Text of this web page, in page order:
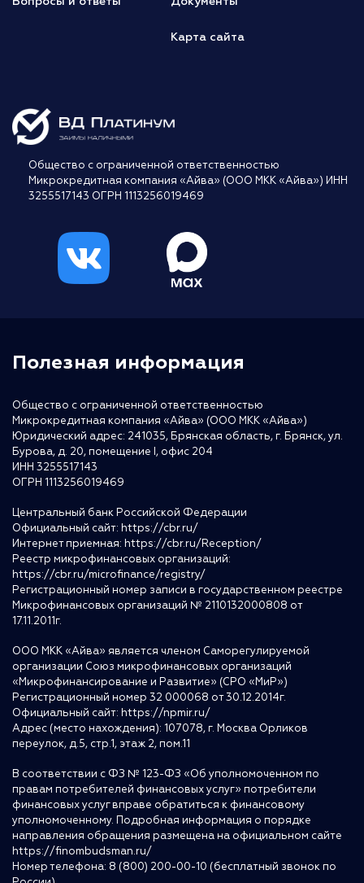
Карта сайта
Общество с ограниченной ответственностью
Микрокредитная компания «Айва» (ООО МКК «Айва») ИНН
3255517143 ОГРН 1113256019469
Полезная информация
Общество с ограниченной ответственностью
Микрокредитная компания «Айва» (ООО МКК «Айва»)
Юридический адрес: 241035, Брянская область, г. Брянск, ул.
Бурова, д. 20, помещение I, офис 204
ИНН 3255517143
ОГРН 1113256019469
Центральный банк Российской Федерации
Официальный сайт: https://cbr.ru/
Интернет приемная: https://cbr.ru/Reception/
Реестр микрофинансовых организаций:
https://cbr.ru/microfinance/registry/
Регистрационный номер записи в государственном реестре
Микрофинансовых организаций № 2110132000808 от
17.11.2011г.
ООО МКК «Айва» является членом Саморегулируемой
организации Союз микрофинансовых организаций
«Микрофинансирование и Развитие» (СРО «МиР»)
Регистрационный номер 32 000068 от 30.12.2014г.
Официальный сайт: https://npmir.ru/
Адрес (место нахождения): 107078, г. Москва Орликов
переулок, д.5, стр.1, этаж 2, пом.11
В соответствии с ФЗ № 123-ФЗ «Об уполномоченном по
правам потребителей финансовых услуг» потребители
финансовых услуг вправе обратиться к финансовому
уполномоченному. Подробная информация о порядке
направления обращения размещена на официальном сайте
https://finombudsman.ru/
Номер телефона: 8 (800) 200-00-10 (бесплатный звонок по